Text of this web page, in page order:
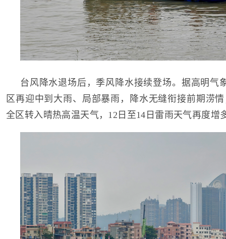
台风降水退场后，季风降水接续登场。据高明气
区再迎中到大雨、局部暴雨，降水无缝衔接前期涝
全区转入晴热高温天气，12日至14日雷雨天气再度增